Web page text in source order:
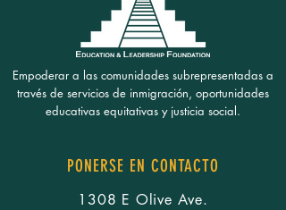
Empoderar a las comunidades subrepresentadas a
través de servicios de inmigración, oportunidades
educativas equitativas y justicia social.
PONERSE EN CONTACTO
1308 E Olive Ave.